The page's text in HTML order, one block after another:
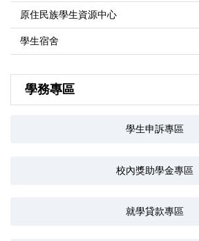
原住民族學生資源中心
學生宿舍
學務專區
學生申訴專區
校內獎助學金專區
就學貸款專區